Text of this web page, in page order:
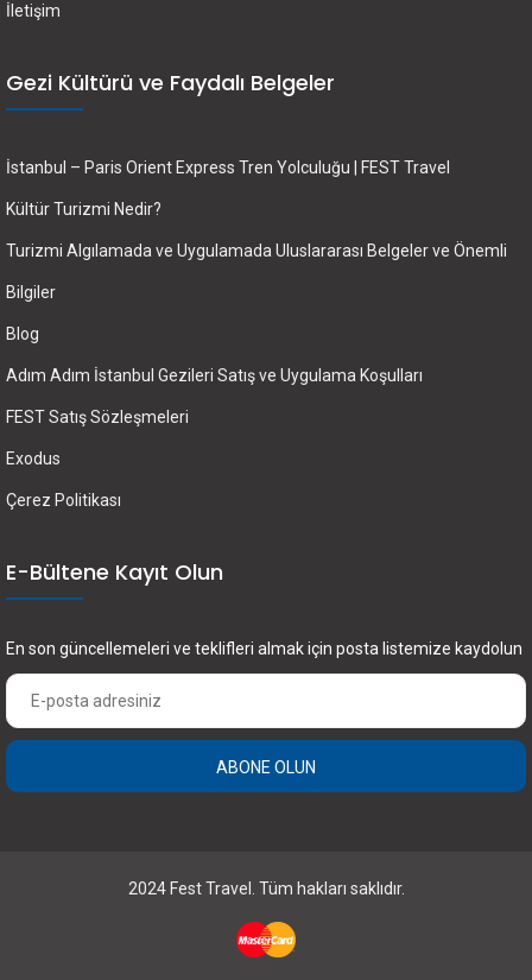
FEST Travel ile Dünyayı Kültürüyle Keşfetmek
İletişim
Gezi Kültürü ve Faydalı Belgeler
İstanbul – Paris Orient Express Tren Yolculuğu | FEST Travel
Kültür Turizmi Nedir?
Turizmi Algılamada ve Uygulamada Uluslararası Belgeler ve Önemli
Bilgiler
Blog
Adım Adım İstanbul Gezileri Satış ve Uygulama Koşulları
FEST Satış Sözleşmeleri
Exodus
Çerez Politikası
E-Bültene Kayıt Olun
En son güncellemeleri ve teklifleri almak için posta listemize kaydolun
ABONE OLUN
2024 Fest Travel. Tüm hakları saklıdır.